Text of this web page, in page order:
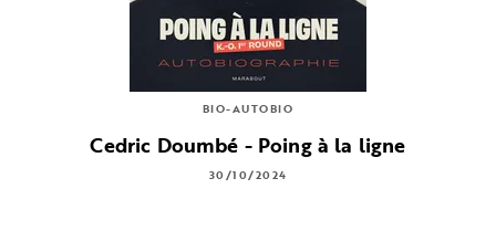
BIO-AUTOBIO
Cedric Doumbé - Poing à la ligne
30/10/2024